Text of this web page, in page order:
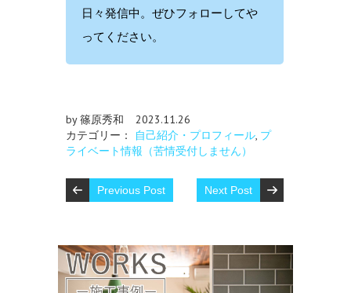
日々発信中。ぜひフォローしてや
ってください。
by 篠原秀和
2023.11.26
カテゴリー：
自己紹介・プロフィール, プ
ライベート情報（苦情受付しません）
Previous Post Next Post